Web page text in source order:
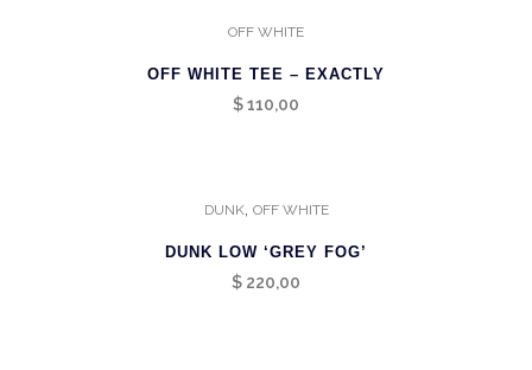
OFF WHITE
OFF WHITE TEE – EXACTLY
$110,00
DUNK OFF WHITE
DUNK LOW ‘GREY FOG’
$ 220,00